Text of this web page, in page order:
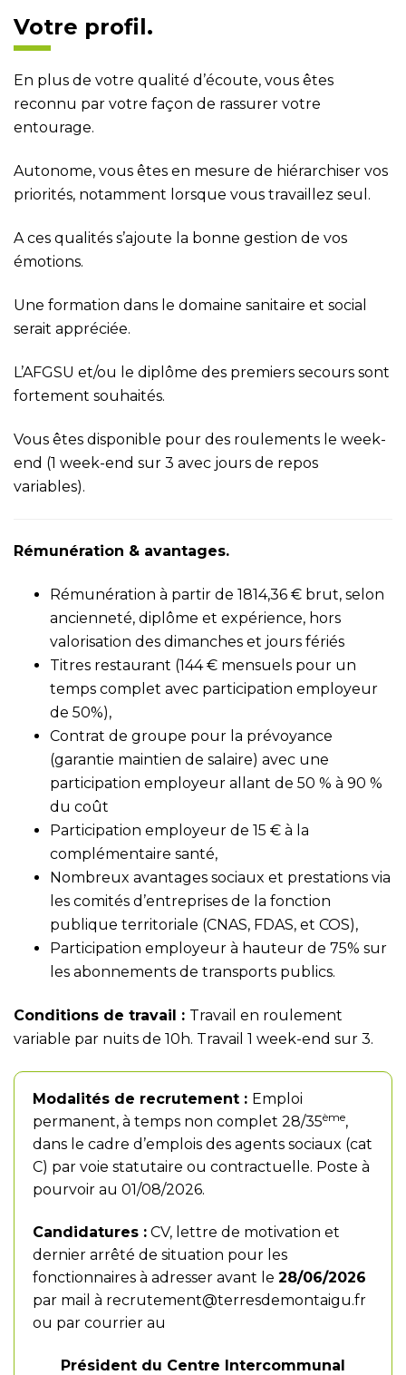
Votre profil.
En plus de votre qualité d’écoute, vous êtes
reconnu par votre façon de rassurer votre
entourage.
Autonome, vous êtes en mesure de hiérarchiser vos
priorités, notamment lorsque vous travaillez seul.
A ces qualités s’ajoute la bonne gestion de vos
émotions.
Une formation dans le domaine sanitaire et social
serait appréciée.
L’AFGSU et/ou le diplôme des premiers secours sont
fortement souhaités.
Vous êtes disponible pour des roulements le week-
end (1 week-end sur 3 avec jours de repos
variables).
Rémunération & avantages.
Rémunération à partir de 1814,36 € brut, selon
ancienneté, diplôme et expérience, hors
valorisation des dimanches et jours fériés
Titres restaurant (144 € mensuels pour un
temps complet avec participation employeur
de 50%),
Contrat de groupe pour la prévoyance
(garantie maintien de salaire) avec une
participation employeur allant de 50 % à 90 %
du coût
Participation employeur de 15 € à la
complémentaire santé,
Nombreux avantages sociaux et prestations via
les comités d’entreprises de la fonction
publique territoriale (CNAS, FDAS, et COS),
Participation employeur à hauteur de 75% sur
les abonnements de transports publics.
Conditions de travail : Travail en roulement
variable par nuits de 10h. Travail 1 week-end sur 3.
Modalités de recrutement : Emploi
permanent, à temps non complet 28/35ème,
dans le cadre d’emplois des agents sociaux (cat
C) par voie statutaire ou contractuelle. Poste à
pourvoir au 01/08/2026.
Candidatures : CV, lettre de motivation et
dernier arrêté de situation pour les
fonctionnaires à adresser avant le 28/06/2026
par mail à recrutement@terresdemontaigu.fr
ou par courrier au
Président du Centre Intercommunal